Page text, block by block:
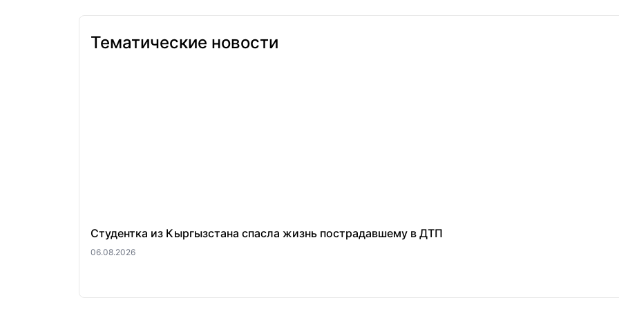
Тематические новости
Студентка из Кыргызстана спасла жизнь пострадавшему в ДТП
06.08.2026